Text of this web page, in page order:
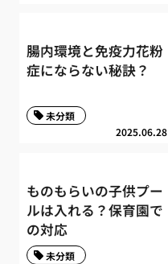
腸内環境と免疫力花粉
症にならない秘訣？
2025.06.28
未分類
ものもらいの子供プー
ルは入れる？保育園で
の対応
未分類